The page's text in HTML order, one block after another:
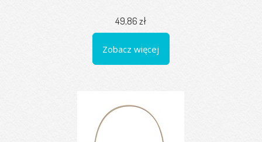
49,86 zł
Zobacz więcej